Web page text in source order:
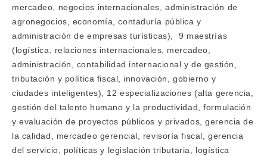
mercadeo, negocios internacionales, administración de
agronegocios, economía, contaduría pública y
administración de empresas turísticas), 9 maestrías
(logística, relaciones internacionales, mercadeo,
administración, contabilidad internacional y de gestión,
tributación y política fiscal, innovación, gobierno y
ciudades inteligentes), 12 especializaciones (alta gerencia,
gestión del talento humano y la productividad, formulación
y evaluación de proyectos públicos y privados, gerencia de
la calidad, mercadeo gerencial, revisoría fiscal, gerencia
del servicio, políticas y legislación tributaria, logística